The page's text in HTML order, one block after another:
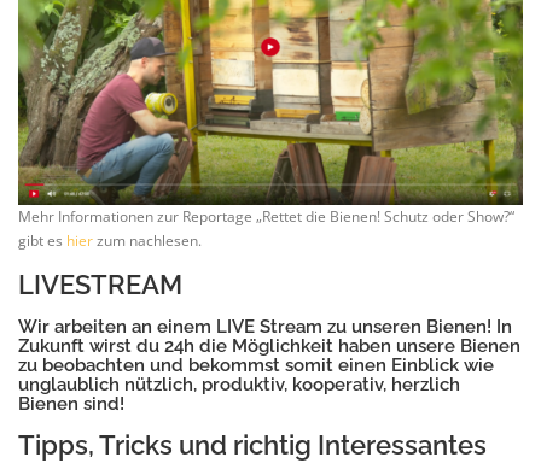
Mehr Informationen zur Reportage „Rettet die Bienen! Schutz oder Show?“
gibt es hierzum nachlesen.
LIVESTREAM
Wir arbeiten an einem LIVE Stream zu unseren Bienen! In
Zukunft wirst du 24h die Möglichkeit haben unsere Bienen
zu beobachten und bekommst somit einen Einblick wie
unglaublich nützlich, produktiv, kooperativ, herzlich
Bienen sind!
Tipps, Tricks und richtig Interessantes